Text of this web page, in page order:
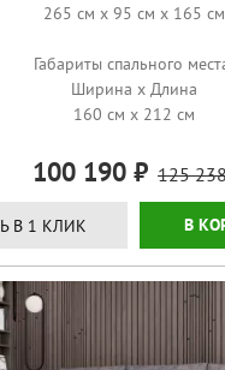
265 см x 95 см x 165 см
Габариты спального
Ширина x Длина
160 см x 212 см
100 190 125
В 1 КЛИК